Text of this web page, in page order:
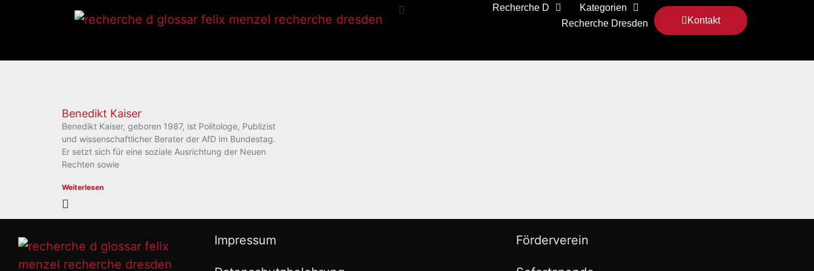
Kontakt
Recherche D
Kategorien
Recherche Dresden
Benedikt Kaiser
Benedikt Kaiser, geboren 1987, ist Politologe, Publizist
und wissenschaftlicher Berater der AfD im Bundestag.
Er setzt sich für eine soziale Ausrichtung der Neuen
Rechten sowie
Weiterlesen
Impressum Förderverein